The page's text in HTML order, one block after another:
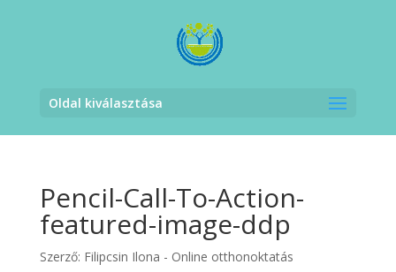
Oldal kiválasztása
Pencil-Call-To-Action-
featured-image-ddp
Szerző: Filipcsin Ilona - Online otthonoktatás